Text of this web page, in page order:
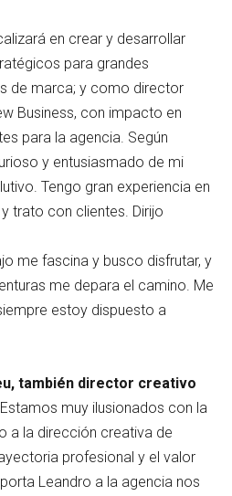
en crear y desarrollar
para grandes
de marca; y como director
Business, con impacto en
para la agencia. Según
y entusiasmado de mi
Tengo gran experiencia en
trato con clientes. Dirijo
me fascina y busco disfrutar, y
me depara el camino. Me
estoy dispuesto a
también director creativo
muy ilusionados con la
a la dirección creativa de
profesional y el valor
Leandro a la agencia nos